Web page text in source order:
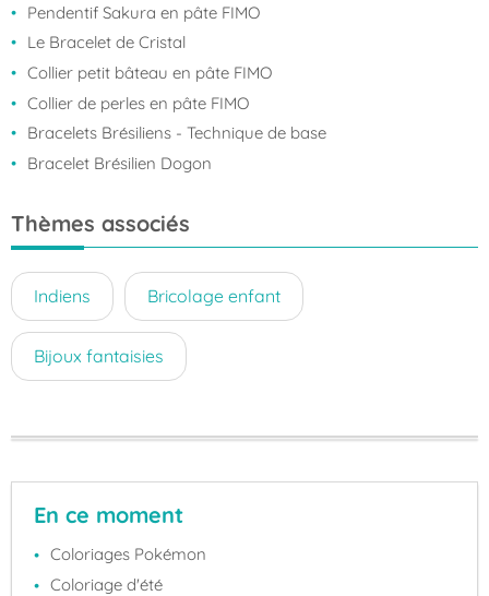
Pendentif Sakura en pâte FIMO
Le Bracelet de Cristal
Collier petit bâteau en pâte FIMO
Collier de perles en pâte FIMO
Bracelets Brésiliens - Technique de base
Bracelet Brésilien Dogon
Thèmes associés
Indiens Bricolage enfant
Bijoux fantaisies
En ce moment
Coloriages Pokémon
Coloriage d'été